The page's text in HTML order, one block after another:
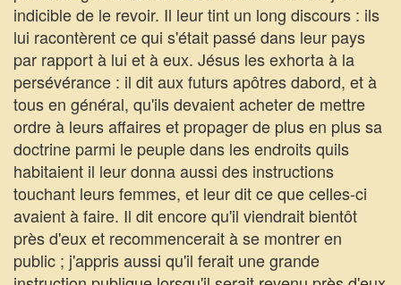
indicible de le revoir. Il leur tint un long discours : ils
lui racontèrent ce qui s'était passé dans leur pays
par rapport à lui et à eux. Jésus les exhorta à la
persévérance : il dit aux futurs apôtres dabord, et à
tous en général, qu'ils devaient acheter de mettre
ordre à leurs affaires et propager de plus en plus sa
doctrine parmi le peuple dans les endroits quils
habitaient il leur donna aussi des instructions
touchant leurs femmes, et leur dit ce que celles-ci
avaient à faire. Il dit encore qu'il viendrait bientôt
près d'eux et recommencerait à se montrer en
public ; j'appris aussi qu'il ferait une grande